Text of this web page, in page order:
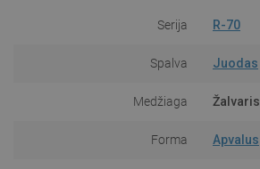
Serija R-70
Spalva Juodas
Medžiaga Žalvaris
Forma Apvalus